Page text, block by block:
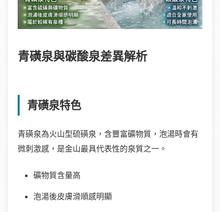
青磺泉與碳酸泉差異解析
青磺泉特色
青磺泉為火山型硫磺泉，含豐富礦物質，泡湯時會有
微刺激感，是金山最具代表性的泉質之一。
礦物質含量高
泡湯後皮膚滑順感明顯